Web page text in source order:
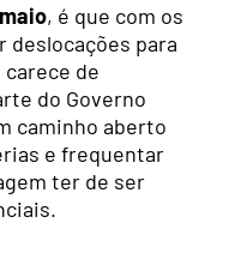
, é que com os
deslocações para
carece de
do Governo
caminho aberto
e frequentar
ter de ser